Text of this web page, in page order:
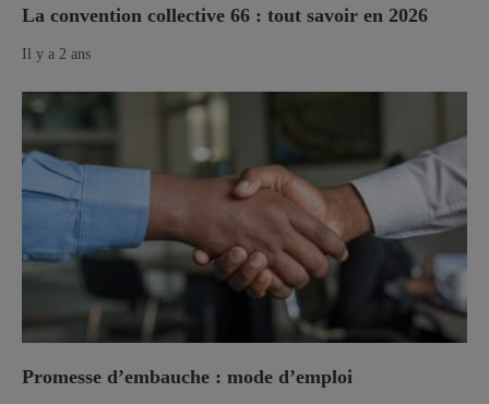
La convention collective 66 : tout savoir en 2026
Il y a 2 ans
Promesse d’embauche : mode d’emploi